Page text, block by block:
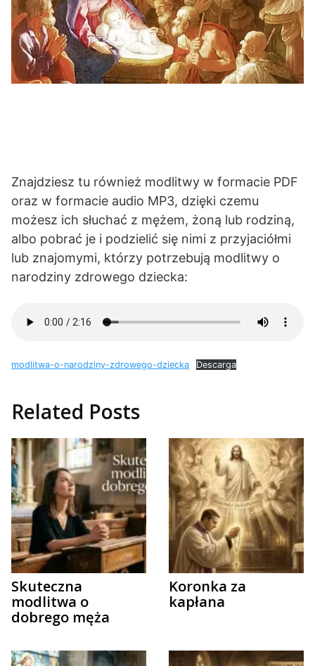
Znajdziesz tu również modlitwy w formacie PDF
oraz w formacie audio MP3, dzięki czemu
możesz ich słuchać z mężem, żoną lub rodziną,
albo pobrać je i podzielić się nimi z przyjaciółmi
lub znajomymi, którzy potrzebują modlitwy o
narodziny zdrowego dziecka:
modlitwa-o-narodziny-zdrowego-dziecka Descarga
Related Posts
Skuteczna
modlitwa o
dobrego męża
Koronka za
kapłana